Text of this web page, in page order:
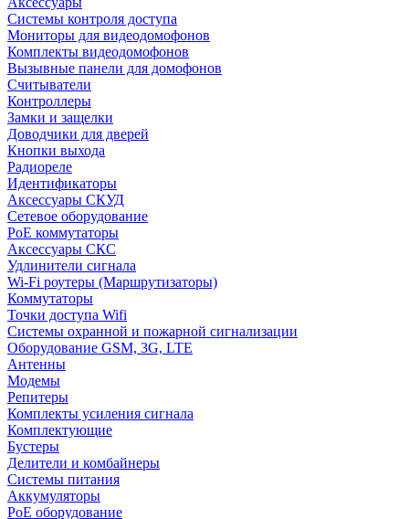
Системы контроля доступа
Мониторы для видеодомофонов
Комплекты видеодомофонов
Вызывные панели для домофонов
Считыватели
Контроллеры
Замки и защелки
Доводчики для дверей
Кнопки выхода
Радиореле
Идентификаторы
Аксессуары СКУД
Сетевое оборудование
PoE коммутаторы
Аксессуары СКС
Удлинители сигнала
Wi-Fi роутеры (Маршрутизаторы)
Коммутаторы
Точки доступа Wifi
Системы охранной и пожарной сигнализации
Оборудование GSM, 3G, LTE
Антенны
Модемы
Репитеры
Комплекты усиления сигнала
Комплектующие
Бустеры
Делители и комбайнеры
Системы питания
Аккумуляторы
PoE оборудование